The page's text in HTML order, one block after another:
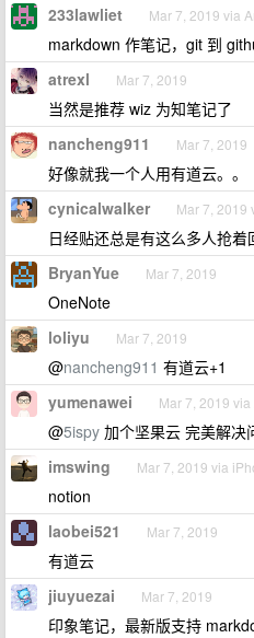
233lawliet Mar 7, 2019 via
markdown 作笔记，git 到
atrexl Mar 7, 2019
当然是推荐 wiz 为知笔记了
nancheng911 Mar 7, 2019
好像就我一个人用有道云。。
cynicalwalker Mar 7, 2019
日经贴还总是有这么多人抢着
BryanYue Mar 7, 2019
OneNote
loliyu Mar 7, 2019
@nancheng911 有道云+1
yumenawei Mar 7, 2019
@5ispy 加个坚果云 完美解决
imswing Mar 7, 2019 via
notion
laobei521 Mar 7, 2019
有道云
jiuyuezai Mar 7, 2019
印象笔记，最新版支持